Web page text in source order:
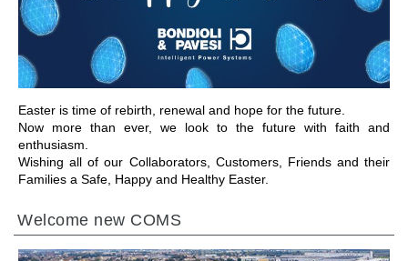
Easter is time of rebirth, renewal and hope for the future.
Now more than ever, we look to the future with faith and
enthusiasm.
Wishing all of our Collaborators, Customers, Friends and their
Families a Safe, Happy and Healthy Easter.
前往章节
Welcome new COMS